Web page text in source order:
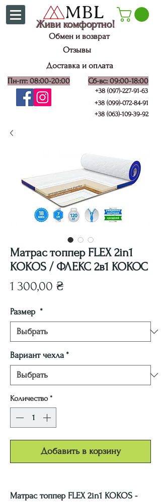
Живи комфортно!
Обмен и возврат
Отзывы
Доставка и оплата
Пн-пт: 08:00-20:00 Сб-вс: 09:00-18:00
+38 (099)-072-84-91
+38 (097)-227-91-63
+38 (063)-109-39-92
Матрас топпер FLEX 2in1
KOKOS / ФЛЕКС 2в1 КОКОС
1 300,00 ₴Цена
Размер *
Вариант чехла *
Количество *
Добавить в корзину
Матрас топпер FLEX 2in1 KOKOS -